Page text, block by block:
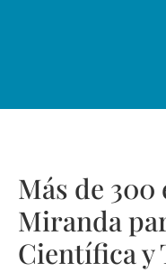
Más de
Miranda
Científica y